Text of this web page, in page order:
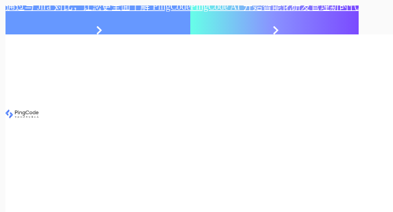
通过与 Jira 对比，让您更全面了解 PingCodePingCode AI 开始智能化研发管理新时代